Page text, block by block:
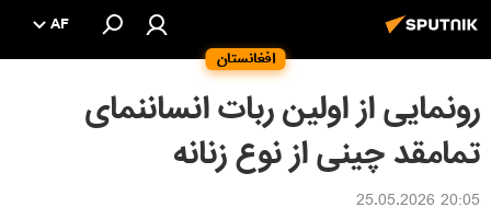
افغانستان
AF
رونمایی از اولین ربات انساننمای
تمامقد چینی از نوع زنانه
20:05 25.05.2026